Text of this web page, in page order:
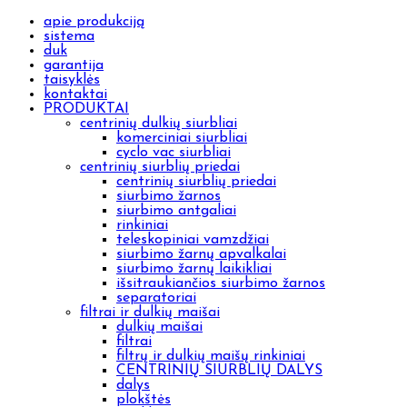
apie produkciją
sistema
duk
garantija
taisyklės
kontaktai
PRODUKTAI
centrinių dulkių siurbliai
komerciniai siurbliai
cyclo vac siurbliai
centrinių siurblių priedai
centrinių siurblių priedai
siurbimo žarnos
siurbimo antgaliai
rinkiniai
teleskopiniai vamzdžiai
siurbimo žarnų apvalkalai
siurbimo žarnų laikikliai
išsitraukiančios siurbimo žarnos
separatoriai
filtrai ir dulkių maišai
dulkių maišai
filtrai
filtrų ir dulkių maišų rinkiniai
CENTRINIŲ SIURBLIŲ DALYS
dalys
plokštės